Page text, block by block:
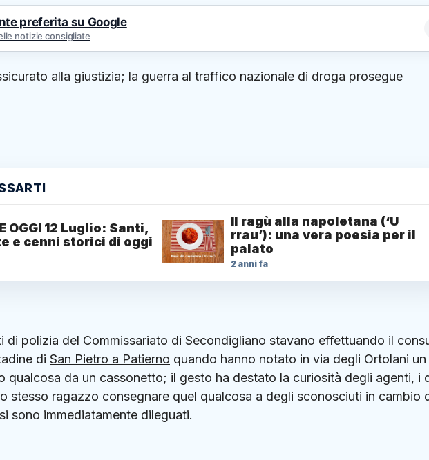
preferita su Google
notizie consigliate
alla giustizia; la guerra al traffico nazionale di droga prosegue
OGGI 12 Luglio: Santi,
e cenni storici di oggi
Il ragù alla napoletana (‘U
rrau’): una vera poesia per il
palato
2 anni fa
di polizia del Commissariato di Secondigliano stavano effettuando il
di San Pietro a Patierno quando hanno notato in via degli Ortolani un
qualcosa da un cassonetto; il gesto ha destato la curiosità degli agenti, i
stesso ragazzo consegnare quel qualcosa a degli sconosciuti in cambio
sono immediatamente dileguati.